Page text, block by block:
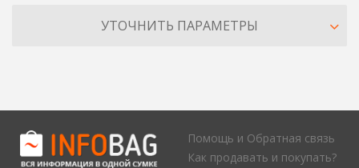
УТОЧНИТЬ ПАРАМЕТРЫ
Помощь и Обратная связь
Как продавать и покупать?